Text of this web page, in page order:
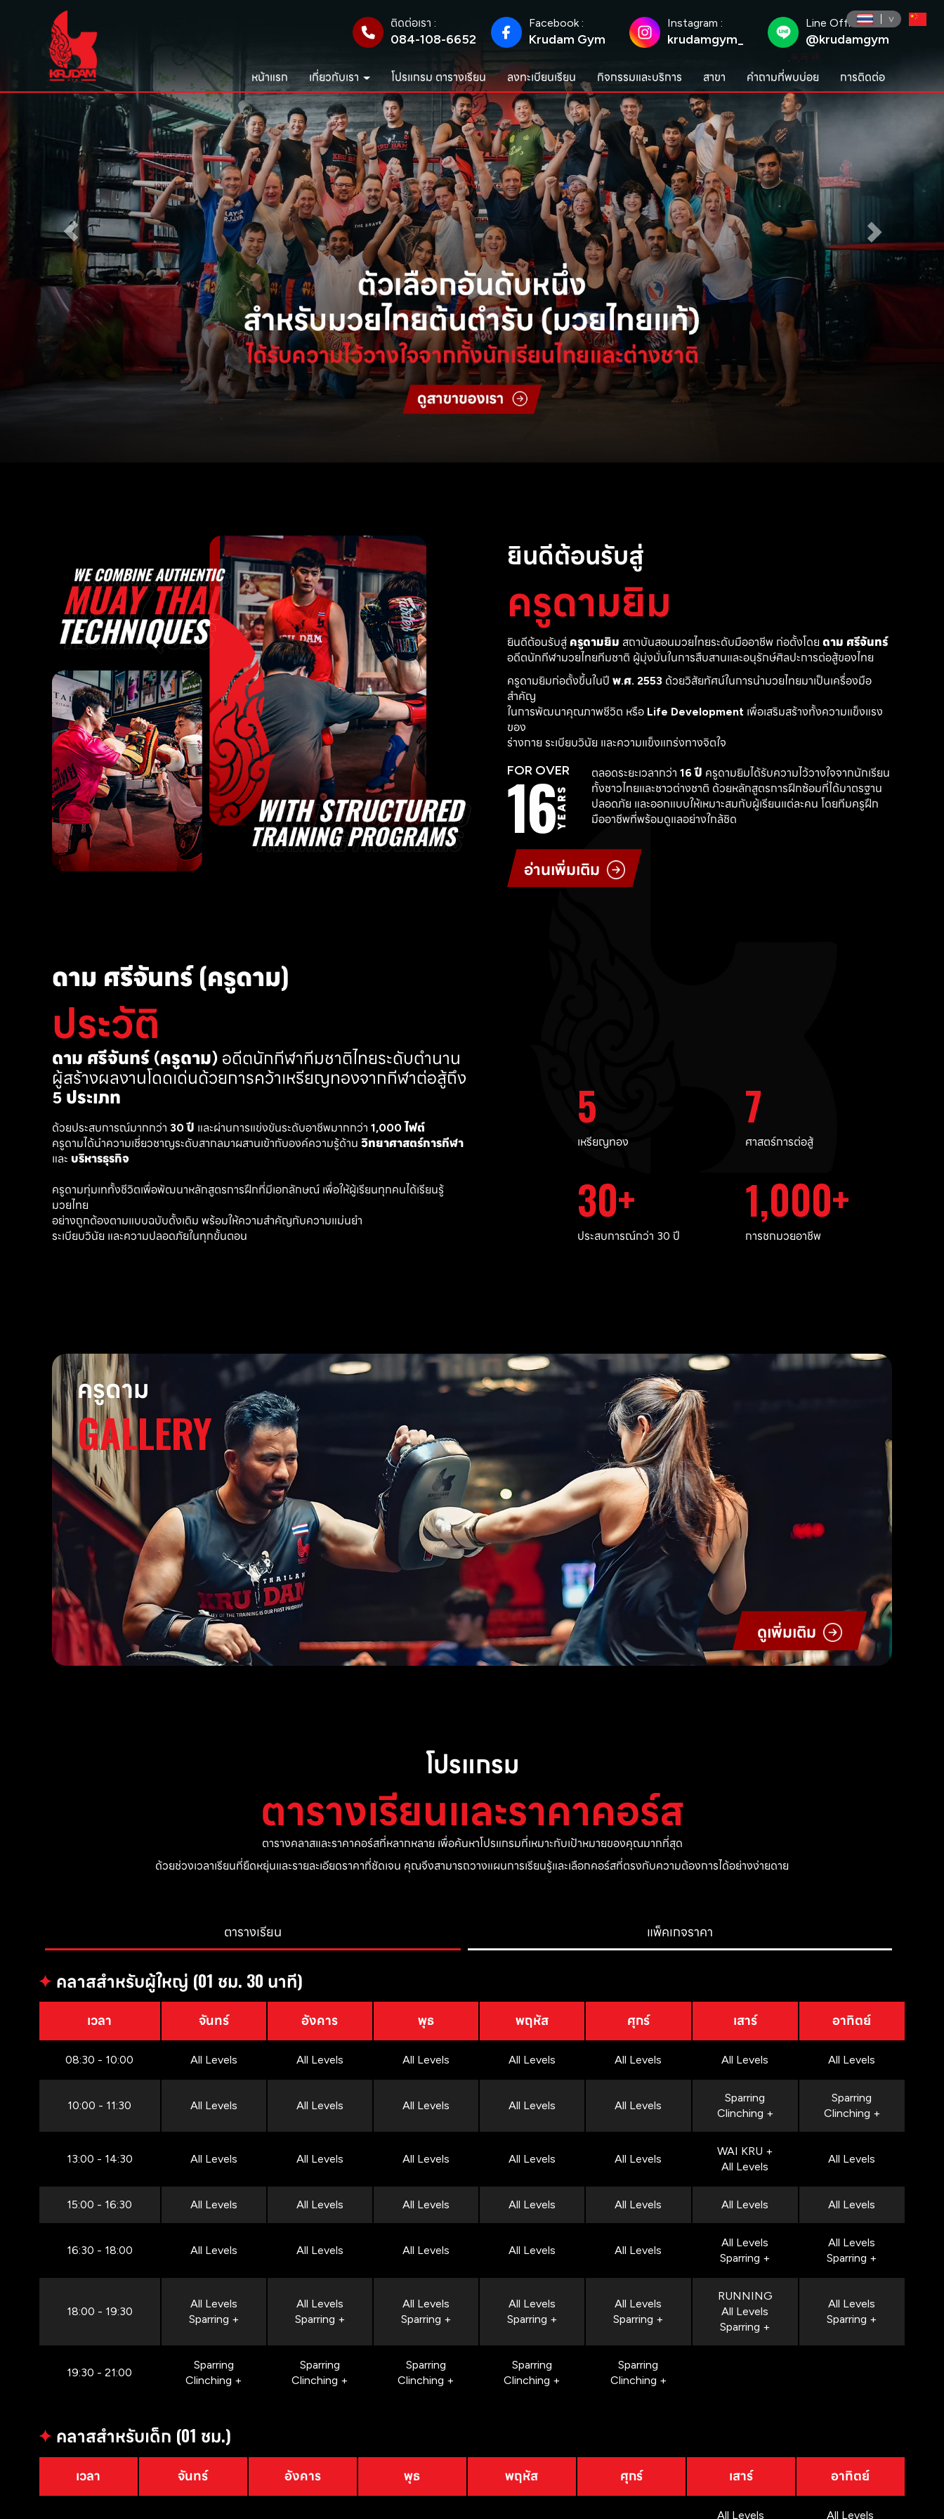
ติดต่อเรา :
084-108-6652
Facebook :
Krudam Gym
Instagram :
krudamgym_
Line Official :
@krudamgym
หน้าแรก เกี่ยวกับเรา โปรแกรม ตารางเรียน ลงทะเบียนเรียน กิจกรรมและบริการ สาขา คำถามที่พบบ่อย การติดต่อ
ยินดีต้อนรับสู่
ครูดามยิม
ยินดีต้อนรับสู่ ครูดามยิม สถาบันสอนมวยไทยระดับมืออาชีพ ก่อตั้งโดย ดาม ศรีจันทร์
อดีตนักกีฬามวยไทยทีมชาติ ผู้มุ่งมั่นในการสืบสานและอนุรักษ์ศิลปะการต่อสู้ของไทย
ครูดามยิมก่อตั้งขึ้นในปี พ.ศ. 2553 ด้วยวิสัยทัศน์ในการนำมวยไทยมาเป็นเครื่องมือ
สำคัญ
ในการพัฒนาคุณภาพชีวิต หรือ Life Development เพื่อเสริมสร้างทั้งความแข็งแรง
ของ
ร่างกาย ระเบียบวินัย และความแข็งแกร่งทางจิตใจ
FOR OVER
16YEARS
ตลอดระยะเวลากว่า 16 ปี ครูดามยิมได้รับความไว้วางใจจากนักเรียน
ทั้งชาวไทยและชาวต่างชาติ ด้วยหลักสูตรการฝึกซ้อมที่ได้มาตรฐาน
ปลอดภัย และออกแบบให้เหมาะสมกับผู้เรียนแต่ละคน โดยทีมครูฝึก
มืออาชีพที่พร้อมดูแลอย่างใกล้ชิด
อ่านเพิ่มเติม
ดาม ศรีจันทร์ (ครูดาม)
ประวัติ
ดาม ศรีจันทร์ (ครูดาม) อดีตนักกีฬาทีมชาติไทยระดับตำนาน
ผู้สร้างผลงานโดดเด่นด้วยการคว้าเหรียญทองจากกีฬาต่อสู้ถึง
5 ประเภท
ด้วยประสบการณ์มากกว่า 30 ปี และผ่านการแข่งขันระดับอาชีพมากกว่า 1,000 ไฟต์
ครูดามได้นำความเชี่ยวชาญระดับสากลมาผสานเข้ากับองค์ความรู้ด้าน วิทยาศาสตร์การกีฬา
และ บริหารธุรกิจ
ครูดามทุ่มเททั้งชีวิตเพื่อพัฒนาหลักสูตรการฝึกที่มีเอกลักษณ์ เพื่อให้ผู้เรียนทุกคนได้เรียนรู้
มวยไทย
อย่างถูกต้องตามแบบฉบับดั้งเดิม พร้อมให้ความสำคัญกับความแม่นยำ
ระเบียบวินัย และความปลอดภัยในทุกขั้นตอน
5
เหรียญทอง
7
ศาสตร์การต่อสู้
30
ประสบการณ์กว่า 30 ปี
1,000
การชกมวยอาชีพ
ครูดาม
GALLERY
ดูเพิ่มเติม
โปรแกรม
ตารางเรียนและราคาคอร์ส
ตารางคลาสและราคาคอร์สที่หลากหลาย เพื่อค้นหาโปรแกรมที่เหมาะกับเป้าหมายของคุณมากที่สุด
ด้วยช่วงเวลาเรียนที่ยืดหยุ่นและรายละเอียดราคาที่ชัดเจน คุณจึงสามารถวางแผนการเรียนรู้และเลือกคอร์สที่ตรงกับความต้องการได้อย่างง่ายดาย
ตารางเรียน แพ็คเกจราคา
✦คลาสสำหรับผู้ใหญ่ (01 ชม. 30 นาที)
เวลา จันทร์ อังคาร พุธ พฤหัส ศุกร์ เสาร์ อาทิตย์
08:30 - 10:00 All Levels All Levels All Levels All Levels All Levels All Levels All Levels
10:00 - 11:30 All Levels All Levels All Levels All Levels All Levels
Sparring
Clinching +
Sparring
Clinching +
13:00 - 14:30 All Levels All Levels All Levels All Levels All Levels
WAI KRU +
All Levels
All Levels
15:00 - 16:30 All Levels All Levels All Levels All Levels All Levels All Levels All Levels
16:30 - 18:00 All Levels All Levels All Levels All Levels All Levels
All Levels
Sparring +
All Levels
Sparring +
18:00 - 19:30
All Levels
Sparring +
All Levels
Sparring +
All Levels
Sparring +
All Levels
Sparring +
All Levels
Sparring +
RUNNING
All Levels
Sparring +
All Levels
Sparring +
19:30 - 21:00
Sparring
Clinching +
Sparring
Clinching +
Sparring
Clinching +
Sparring
Clinching +
Sparring
Clinching +
✦คลาสสำหรับเด็ก (01 ชม.)
เวลา จันทร์ อังคาร พุธ พฤหัส ศุกร์ เสาร์ อาทิตย์
All Levels All Levels